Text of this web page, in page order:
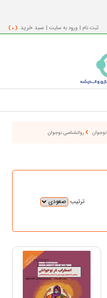
ثبت نام | ورود به سایت | سبد خرید ( 0 )
نوجوان روانشناسی نوجوان
ترتیب